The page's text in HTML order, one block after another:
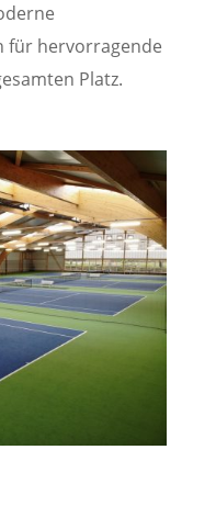
für hervorragende
Platz.